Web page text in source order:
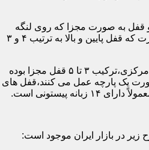
به صورت مجزا که روی لنگه
درب نصب می گردد به این صورت که قفل پایین و بالا به ترتیب ۴ و ۳
قفل مولتی پوینت:یا همان قفل مرکزی،ترکیب ۳ تا ۵ قفل مجزا بوده
یک پارچه عمل می کنند،قفل های
پیستونی است.
در بازار ایران موجود است: